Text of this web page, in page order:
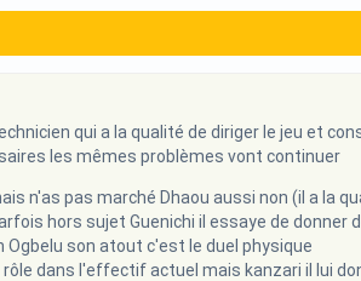
qui a la qualité de diriger le jeu et
les mêmes problèmes vont continuer
n'as pas marché Dhaou aussi non (il a la
hors sujet Guenichi il essaye de
son atout c'est le duel physique
rôle dans l'effectif actuel mais kanzari il lui